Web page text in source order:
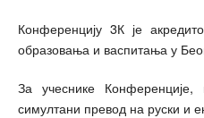
Конференцију 3К је
образовања и васпитања у
За учеснике
симултани превод на руски и